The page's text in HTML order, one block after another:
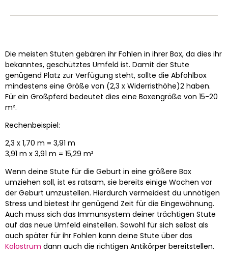
Die meisten Stuten gebären ihr Fohlen in ihrer Box, da dies ihr
bekanntes, geschütztes Umfeld ist. Damit der Stute
genügend Platz zur Verfügung steht, sollte die Abfohlbox
mindestens eine Größe von (2,3 x Widerristhöhe)2 haben.
Für ein Großpferd bedeutet dies eine Boxengröße von 15-20
m².
Rechenbeispiel:
2,3 x 1,70 m = 3,91 m
3,91 m x 3,91 m = 15,29 m²
Wenn deine Stute für die Geburt in eine größere Box
umziehen soll, ist es ratsam, sie bereits einige Wochen vor
der Geburt umzustellen. Hierdurch vermeidest du unnötigen
Stress und bietest ihr genügend Zeit für die Eingewöhnung.
Auch muss sich das Immunsystem deiner trächtigen Stute
auf das neue Umfeld einstellen. Sowohl für sich selbst als
auch später für ihr Fohlen kann deine Stute über das
Kolostrum dann auch die richtigen Antikörper bereitstellen.